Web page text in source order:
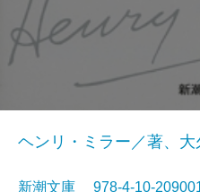
ヘンリ・ミラー／著、大
新潮文庫 978-4-10-